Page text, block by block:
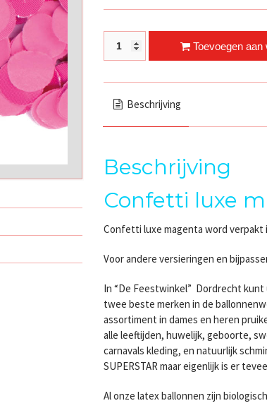
Confetti luxe magenta quantity
Toevoegen aan
Beschrijving
Beschrijving
Confetti luxe
Confetti luxe magenta word verpakt
Voor andere versieringen en
In “De Feestwinkel” Dordrecht
twee beste merken in de
assortiment in dames en heren
alle leeftijden, huwelijk, geboorte,
carnavals kleding, en natuurlijk
SUPERSTAR maar eigenlijk is er
Al onze latex ballonnen zijn